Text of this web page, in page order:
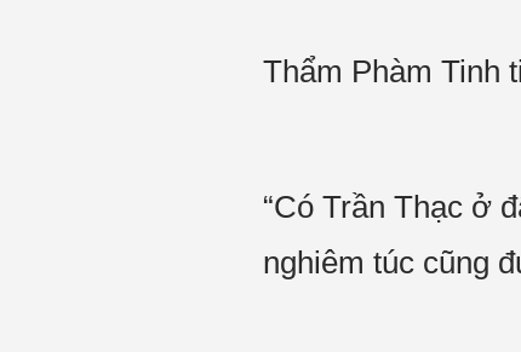
Thẩm Phàm Tinh
“Có Trần Thạc ở
nghiêm túc cũng